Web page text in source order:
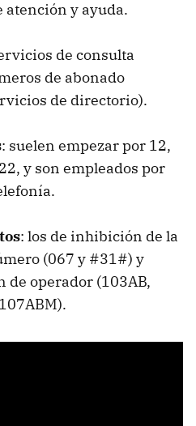
y ayuda.
de consulta
de abonado
de directorio).
: suelen empezar por 12,
y son empleados por
: los de inhibición de la
(067 y #31#) y
de operador (103AB,